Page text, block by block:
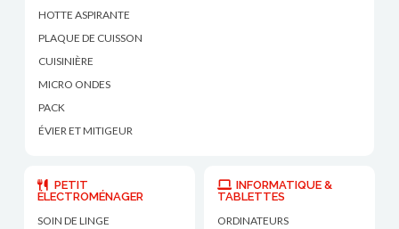
HOTTE ASPIRANTE
PLAQUE DE CUISSON
CUISINIÈRE
MICRO ONDES
PACK
ÉVIER ET MITIGEUR
PETIT
ÉLECTROMÉNAGER
SOIN DE LINGE
INFORMATIQUE &
TABLETTES
ORDINATEURS